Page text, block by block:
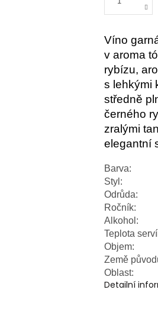
Víno
v aroma
rybízu,
s lehkými
středně
černého
zralými
elegantní
Barva:
Styl:
Odrůda:
Ročník:
Alkohol:
Teplota
Objem:
Země
Oblast:
Detailní